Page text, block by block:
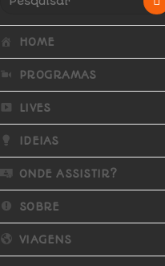
HOME
PROGRAMAS
LIVES
IDEIAS
ONDE ASSISTIR?
SOBRE
VIAGENS